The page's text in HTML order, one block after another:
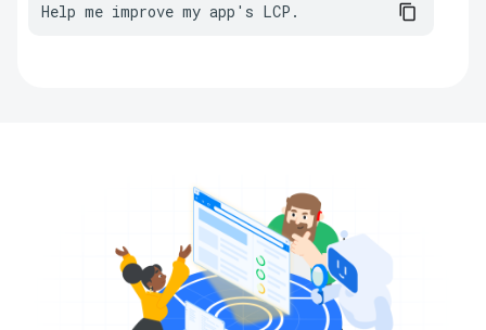
Help me improve my app's LCP.